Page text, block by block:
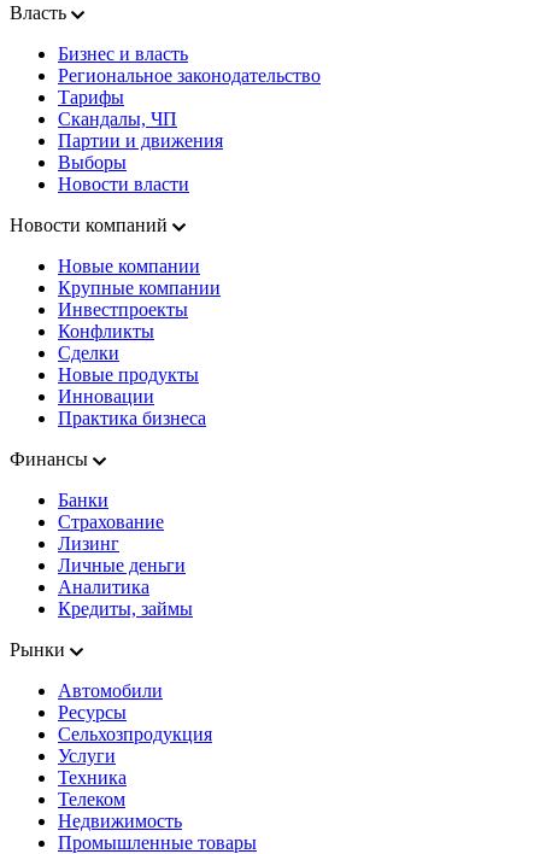
Власть
Бизнес и власть
Региональное законодательство
Тарифы
Скандалы, ЧП
Партии и движения
Выборы
Новости власти
Новости компаний
Новые компании
Крупные компании
Инвестпроекты
Конфликты
Сделки
Новые продукты
Инновации
Практика бизнеса
Финансы
Банки
Страхование
Лизинг
Личные деньги
Аналитика
Кредиты, займы
Рынки
Автомобили
Ресурсы
Сельхозпродукция
Услуги
Техника
Телеком
Недвижимость
Промышленные товары